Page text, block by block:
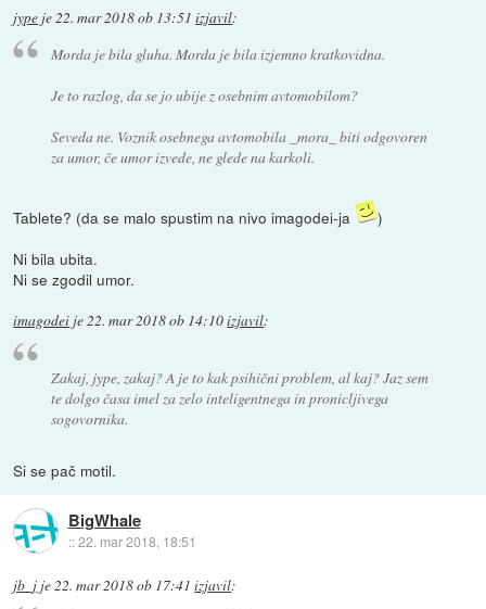
jype je22. mar 2018 ob 13:51 izjavil:
Morda je bila gluha. Morda je bila izjemno kratkovidna.
Je to razlog, da se jo ubije z osebnim avtomobilom?
Seveda ne. Voznik osebnega avtomobila _mora_ biti odgovoren
za umor, če umor izvede, ne glede na karkoli.
Tablete? (da se malo spustim na nivo imagodei-ja
)
Ni bila ubita.
Ni se zgodil umor.
imagodei je22. mar 2018 ob 14:10izjavil:
Zakaj, jype, zakaj? A je to kak psihični problem, al kaj? Jaz sem
te dolgo časa imel za zelo inteligentnega in pronicljivega
sogovornika.
Si se pač motil.
BigWhale
::22. mar 2018, 18:51
jb_j je 22. mar 2018 ob 17:41 izjavil: